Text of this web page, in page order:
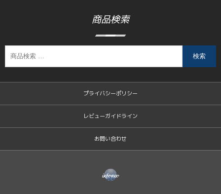
商品検索
検索
プライバシーポリシー
レビューガイドライン
お問い合わせ